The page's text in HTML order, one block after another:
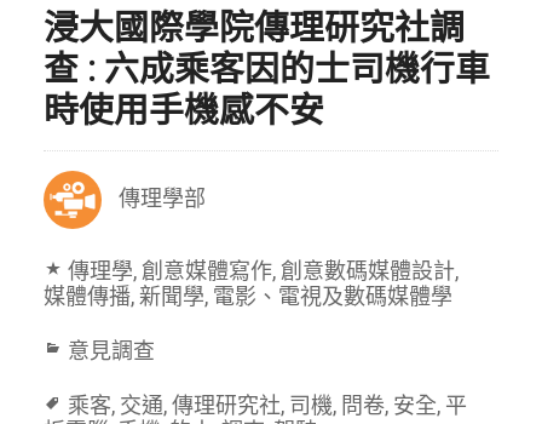
浸大國際學院傳理研究社調
查 : 六成乘客因的士司機行車
時使用手機感不安
傳理學部
傳理學, 創意媒體寫作, 創意數碼媒體設計,
媒體傳播,新聞學, 電影、電視及數碼媒體學
意見調查
乘客, 交通,傳理研究社, 司機, 問卷, 安全, 平